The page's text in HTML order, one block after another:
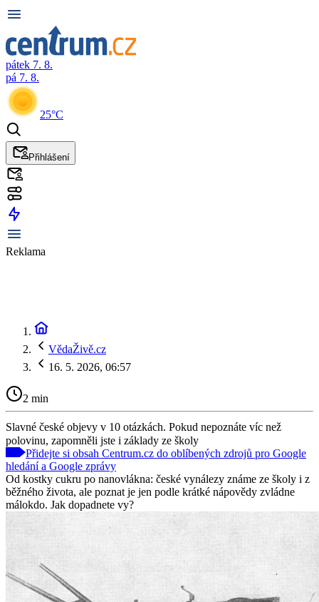
pátek 7. 8.
pá 7. 8.
25°C
Přihlášení
Reklama
VědaŽivě.cz
16. 5. 2026, 06:57
2 min
Slavné české objevy v 10 otázkách. Pokud nepoznáte víc než
polovinu, zapomněli jste i základy ze školy
Přidejte si obsah Centrum.cz do oblíbených zdrojů pro Google
hledání a Google zprávy
Od kostky cukru po nanovlákna: české vynálezy známe ze školy i z
běžného života, ale poznat je jen podle krátké nápovědy zvládne
málokdo. Jak dopadnete vy?